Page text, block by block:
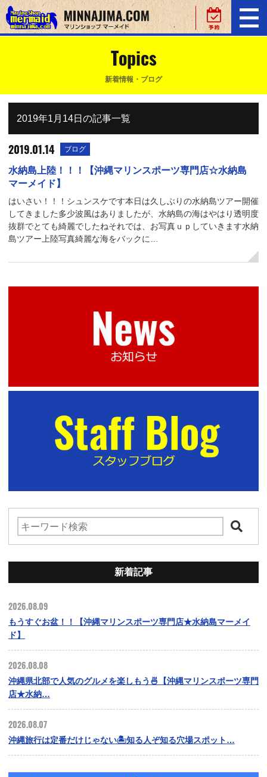
Topics
新着情報・ブログ
2019年1月14日の記事一覧
2019.01.14 ブログ
水納島上陸！！！【沖縄マリンスポーツ専門店☆水納島
マーメイド】
はいさい！！！シュンスケです本日は久しぶりの水納島ツアー開催
してきました多少波風はありましたが、水納島の海はやはり透明度
抜群でとても綺麗でしたねそれでは、お写真ｕｐしていきます水納
島ツアー上陸写真綺麗な海をバックに…
新着記事
2026.08.09
もうすぐお盆！！【沖縄マリンスポーツ専門店★水納島マーメイ
ド】
2026.08.08
沖縄県北部で人気のグルメを楽しもう🍜【沖縄マリンスポーツ専門
店★水納…
2026.08.07
沖縄旅行は定番だけじゃない🏝️知る人ぞ知る穴場スポット…